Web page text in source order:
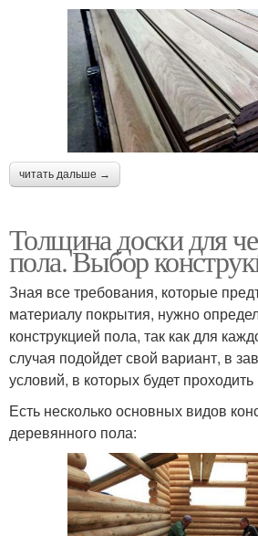
читать дальше →
Толщина доски для
пола. Выбор
Зная все требования, которые
материалу покрытия, нужно
конструкцией пола, так как для
случая подойдет свой вариант, в
условий, в которых будет
Есть несколько основных видов
деревянного пола: